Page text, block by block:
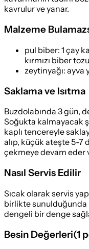
kavrulur ve yanar.
Malzeme
pul biber: 1 çay
kırmızı biber tozu
zeytinyağı: ayva
Saklama ve Isıtma
Buzdolabında 3 gün,
Soğukta kalmayacak
kaplı tencereyle
alıp, küçük ateşte 5-7
çekmeye devam eder
Nasıl Servis Edilir
Sıcak olarak servis
birlikte sunulduğunda
dengeli bir denge
Besin Değerleri(1